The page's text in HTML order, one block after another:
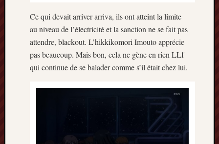
Ce qui devait arriver arriva, ils ont atteint la limite
au niveau de l’électricité et la sanction ne se fait pas
attendre, blackout. L’hikkikomori Imouto apprécie
pas beaucoup. Mais bon, cela ne gène en rien LLf
qui continue de se balader comme s’il était chez lui.